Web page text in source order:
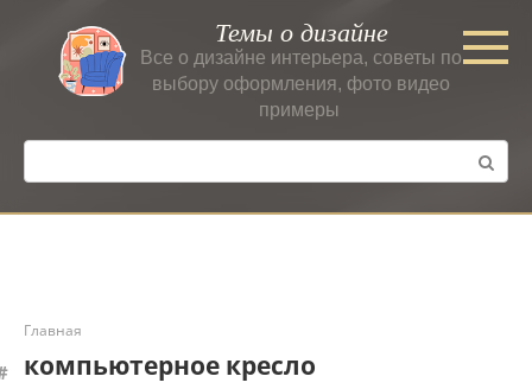
контенту
Темы о дизайне
Все о дизайне интерьера, советы по
выбору оформления, фото видео
примеры
Поиск:
Главная
компьютерное кресло